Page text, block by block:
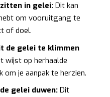
in gelei:Dit kan
om vooruitgang te
of doel.
de gelei te klimmen
wijst op herhaalde
om je aanpak te herzien.
gelei duwen: Dit